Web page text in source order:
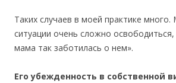
Таких случаев в моей практике
ситуации очень сложно
мама так заботилась о нем».
Его убежденность в собственной